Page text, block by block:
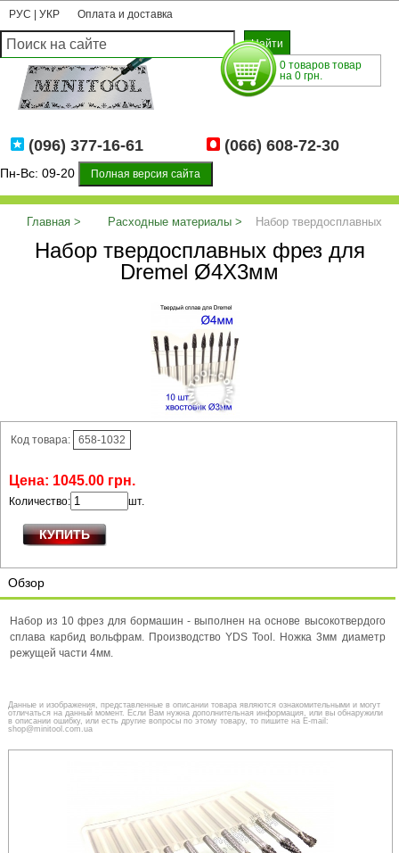
РУС УКР Оплата и доставка
0 товаров товар
на 0 грн.
(096) 377-16-61 (066) 608-72-30
Пн-Вс: 09-20 Полная версия сайта
Главная Расходные материалы
Набор твердосплавных
фрез для Dremel Ø4Х3мм
Набор твердосплавных фрез для
Dremel Ø4Х3мм
Код товара: 658-1032
Цена: 1045.00 грн.
Количество: шт.
Обзор
Набор из 10 фрез для бормашин - выполнен на основе высокотвердого
сплава карбид вольфрам. Производство YDS Tool. Ножка 3мм диаметр
режущей части 4мм.
Данные и изображения, представленные в описании товара являются ознакомительными и могут
отличаться на данный момент. Если Вам нужна дополнительная информация, или вы обнаружили
в описании ошибку, или есть другие вопросы по этому товару, то пишите на E-mail:
shop@minitool.com.ua